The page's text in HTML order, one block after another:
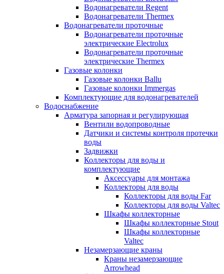
Водонагреватели Regent
Водонагреватели Thermex
Водонагреватели проточные
Водонагреватели проточные
электрические Electrolux
Водонагреватели проточные
электрические Thermex
Газовые колонки
Газовые колонки Ballu
Газовые колонки Immergas
Комплектующие для водонагревателей
Водоснабжение
Арматура запорная и регулирующая
Вентили водопроводные
Датчики и системы контроля протечки
воды
Задвижки
Коллекторы для воды и
комплектующие
Аксессуары для монтажа
Коллекторы для воды
Коллекторы для воды Far
Коллекторы для воды Valtec
Шкафы коллекторные
Шкафы коллекторные Stout
Шкафы коллекторные
Valtec
Незамерзающие краны
Краны незамерзающие
Arrowhead